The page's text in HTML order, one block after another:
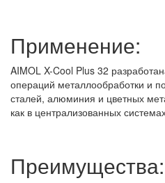
Применение:
AIMOL X-Cool Plus 32
операций металлообработки и
сталей, алюминия и цветных
как в централизованных
Преимущества: